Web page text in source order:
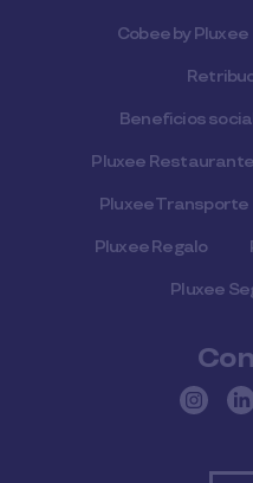
Cobee by Pluxee
Beneficios
Pluxee Restaurante
Pluxee Transporte
Pluxee Regalo
Pluxee